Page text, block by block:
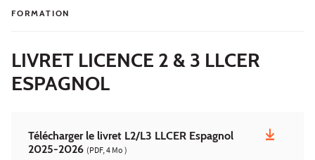
FORMATION
LIVRET LICENCE 2 & 3 LLCER
ESPAGNOL
Télécharger le livret L2/L3 LLCER Espagnol
2025-2026 (PDF, 4 Mo )